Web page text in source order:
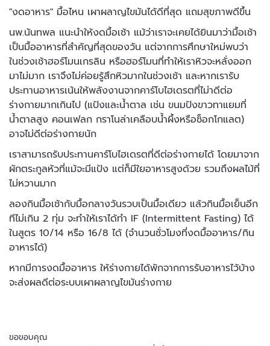
"งดอาหาร" มื้อไหน เผาผลาญไขมันได้ดีที่สุด แถมสุขภาพดีขึ้น
นพ.นันทพล แนะนำให้งดมื้อเช้า แม้ว่าเราจะเคยได้ยินมาว่ามื้อเช้า
เป็นมื้ออาหารที่สำคัญที่สุดของวัน แต่จากการศึกษาใหม่พบว่า
ในช่วงเช้าฮอร์โมนเกรลิน หรือฮอร์โมนที่ทำให้เราหิวจะหลั่งออก
มาไม่มาก เราจึงไม่ค่อยรู้สึกหิวมากในช่วงเช้า และหากเรารับ
ประทานอาหารเน้นให้พลังงานจากคาร์โบไฮเดรตที่ไม่าดีต่อ
ร่างกายมากเกินไป (แป้งและน้ำตาล เช่น ขนมปังขาวทาแยมที่
น้ำตาลสูง คอนเฟลก กราโนล่าเคลือบน้ำผึ้งหรือช็อกโกแลต)
อาจไม่ดีต่อร่างกายนัก
เราสามารถรับประทานคาร์โบไฮเดรตที่ดีต่อร่างกายได้ โดยมาจาก
ผักตระกูลหัวที่แม้จะมีแป้ง แต่ก็มีใยอาหารสูงด้วย รวมถึงผลไม้ที่
ไม่หวานมาก
ลองกินมื้อเช้ากับมื้อกลางวันรวบเป็นมื้อเดียว แล้วกินมื้อเย็นอีก
ทีไม่เกิน 2 ทุ่ม จะทำให้เราได้ทำ IF (Intermittent Fasting) ได้
ในสูตร 10/14 หรือ 16/8 ได้ (จำนวนชั่วโมงที่งดมื้ออาหาร/กิน
อาหารได้)
หากมีการงดมื้ออาหาร ให้ร่างกายได้พักจากการรับอาหารไว้บ้าง
จะส่งผลดีต่อระบบเผาผลาญไขมันร่างกาย
ขอขอบคุณ